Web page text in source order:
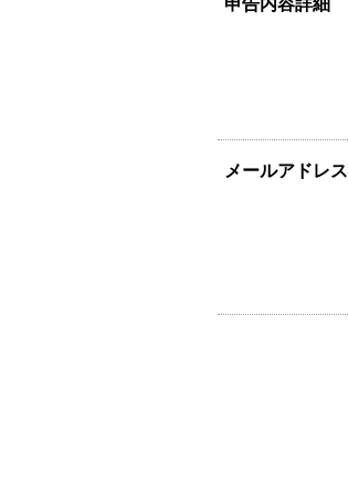
申告内容詳細
メールアドレス